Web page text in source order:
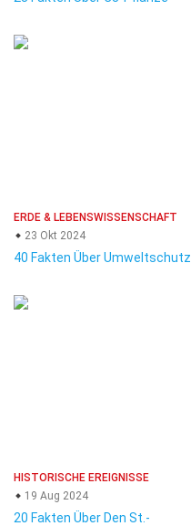
ERDE & LEBENSWISSENSCHAFT
23 Okt 2024
40 Fakten Über Umweltschutz
HISTORISCHE EREIGNISSE
19 Aug 2024
20 Fakten Über Den St.-